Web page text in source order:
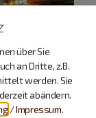
über Sie
an Dritte, z.B.
werden. Sie
abändern.
/Impressum.